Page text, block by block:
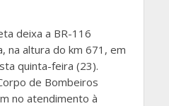
deixa a BR-116
na altura do km 671, em
quinta-feira (23).
de Bombeiros
no atendimento à